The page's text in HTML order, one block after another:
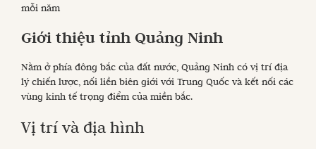
mỗi năm
Giới thiệu tỉnh Quảng Ninh
Nằm ở phía đông bắc của đất nước, Quảng Ninh có vị trí địa
lý chiến lược, nối liền biên giới với Trung Quốc và kết nối các
vùng kinh tế trọng điểm của miền bắc.
Vị trí và địa hình